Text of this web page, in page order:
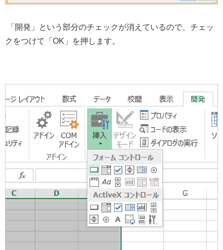
「開発」という部分のチェックが消えているので、チェッ
クをつけて「OK」を押します。